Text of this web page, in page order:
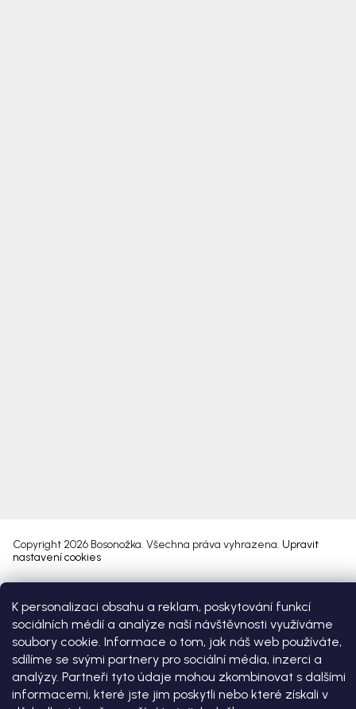
K personalizaci obsahu a reklam, poskytování funkcí
sociálních médií a analýze naší návštěvnosti využíváme
soubory cookie. Informace o tom, jak náš web používáte,
sdílíme se svými partnery pro sociální média, inzerci a
analýzy. Partneři tyto údaje mohou zkombinovat s dalšími
informacemi, které jste jim poskytli nebo které získali v
Copyright 2026 Bosonožka. Všechna práva vyhrazena. Upravit
nastavení cookies